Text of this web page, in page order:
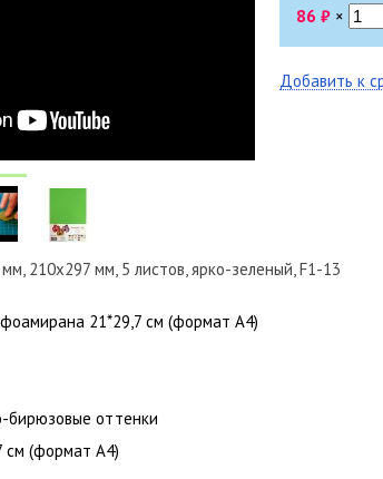
86 ₽ ×
Добавить к
210х297 мм, 5 листов, ярко-зеленый, F1-13
21*29,7 см (формат А4)
бирюзовые оттенки
см (формат А4)